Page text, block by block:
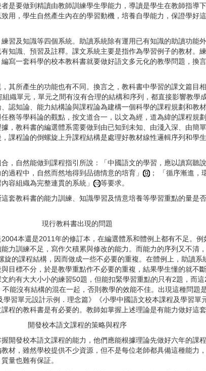
是要做到精讀由教師訓練學生學能力，導讀是學生在教師指導
用，學生自然產生內在的學習動機，培養自學能力，保證學好
及知識等四個系統。助讀系統除有運用已有知識的助讀功能
知識、預習及註釋。課文系統主要是指作為學習例子的教材。
寫一套科學的校本教科書就要做好語文多元化的教學問題，換
所產生的功能也有不同。換言之，教科書中學習的課文篇目
織單元，單元之間有沒有合理的結構和序列，都直接影響教學
認知論、能力結構論與課程論為建構一個科學的課程規劃和教
務等學科論的觀點，按文道合一，以文為經，道為緯的課程規
，教科書的編選體系需要做到由已知到未知、由淺入深、由簡
課程論的倒螺旋上升課程結構是處理好教材線性邏輯序列和學
自然能做到課程指引所說：「中國語文的學習，應以讀寫聽說
過程中，自然而然地得到品德情意的培育」 ； 「循序漸進，
容組織為完整連貫的系統」
等要求。
教科書的能力訓練、知識學習及情意培養等學習重點的量是
現行教科書出現的問題
本還是2011年的修訂本，在編選體系和體例上都有不足。例
力訓練不足，寫作欠積累與修改的能力。而能力的序列又不清
的課程結構，因而做成一些不必要的重複。在體例上，助讀
目標不分，於是教學重點作不必要的重複，結果學生懂的就不
約有大大小小的練習50題，但能扣緊學習重點的只有2題，而
能沒有結構的混在一起，否則教學的效能不佳。出現這種問題
習單元設計示例．理念篇》《小學中國語文校本課程及學習
程的教科書是有必要的。教師如掌握上述理論是有能力做好這套
開發校本語文課程的策略與程序
發校本語文課程的能力，他們應能根據理論先做好六年的課
材，雖然學校提供不少資源，但不是每位老師都具備這種能力
量也難有保証。